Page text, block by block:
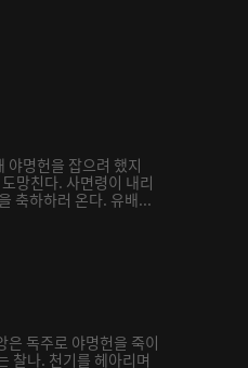
야명헌을 잡으려 했지
망친다. 사면령이 내리
축하하러 온다. 유배...
은 독주로 야명헌을 죽이
찰나. 천기를 헤아리며